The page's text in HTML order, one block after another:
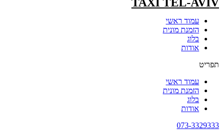
עמוד ראשי
הזמנת מונית
בלוג
אודות
תפריט
עמוד ראשי
הזמנת מונית
בלוג
אודות
073-3329333